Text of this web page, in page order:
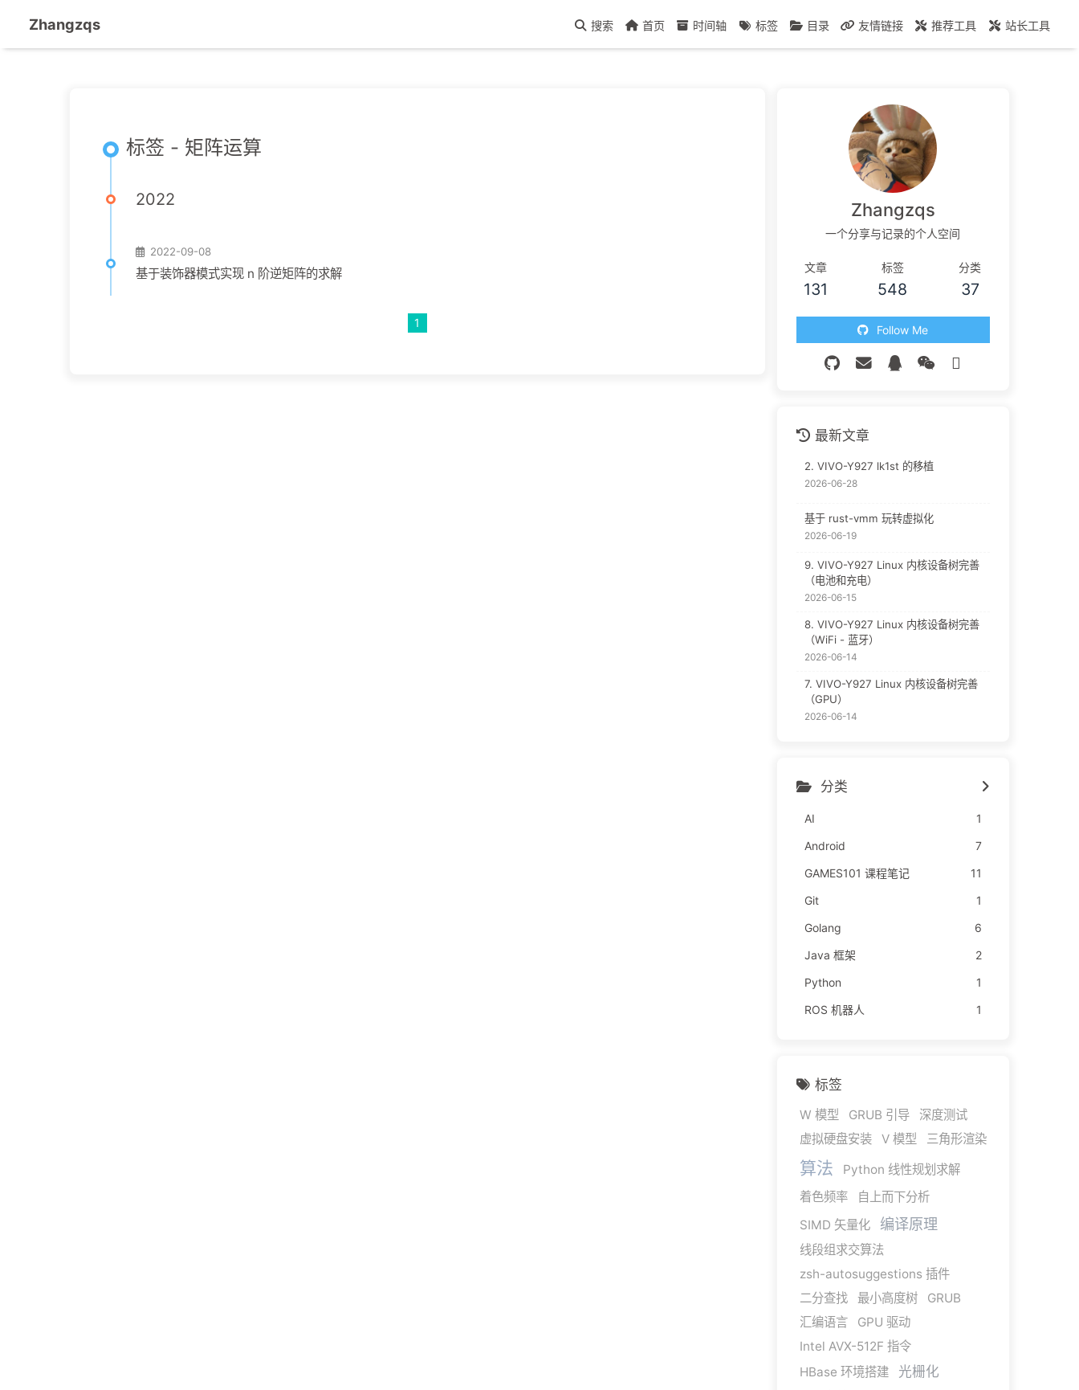
Zhangzqs 搜索 首页 时间轴 标签 目录 友情链接 推荐工具 站长工具
标签 - 矩阵运算
2022
2022-09-08
基于装饰器模式实现 n 阶逆矩阵的求解
1
Zhangzqs
一个分享与记录的个人空间
文章
131
标签
548
分类
37
Follow Me
最新文章
2. VIVO-Y927 lk1st 的移植
2026-06-28
基于 rust-vmm 玩转虚拟化
2026-06-19
9. VIVO-Y927 Linux 内核设备树完善
（电池和充电）
2026-06-15
8. VIVO-Y927 Linux 内核设备树完善
（WiFi - 蓝牙）
2026-06-14
7. VIVO-Y927 Linux 内核设备树完善
（GPU）
2026-06-14
分类
AI
1
Android
7
GAMES101 课程笔记
11
Git
1
Golang
6
Java 框架
2
Python
1
ROS 机器人
1
标签
W 模型 GRUB 引导
深度测试
虚拟硬盘安装
V 模型 三角形渲染
算法
Python 线性规划求解
着色频率
自上而下分析
SIMD 矢量化
编译原理
线段组求交算法
zsh-autosuggestions 插件
二分查找
最小高度树
GRUB
汇编语言
GPU 驱动
Intel AVX-512F 指令
HBase 环境搭建
光栅化